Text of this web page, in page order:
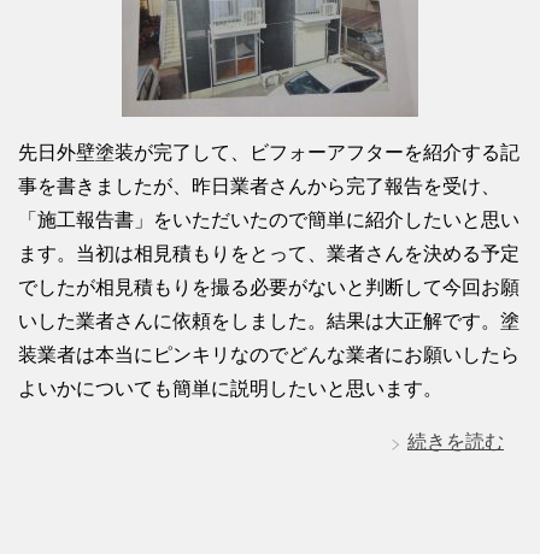
先日外壁塗装が完了して、ビフォーアフターを紹介する記
事を書きましたが、昨日業者さんから完了報告を受け、
「施工報告書」をいただいたので簡単に紹介したいと思い
ます。当初は相見積もりをとって、業者さんを決める予定
でしたが相見積もりを撮る必要がないと判断して今回お願
いした業者さんに依頼をしました。結果は大正解です。塗
装業者は本当にピンキリなのでどんな業者にお願いしたら
よいかについても簡単に説明したいと思います。
続きを読む